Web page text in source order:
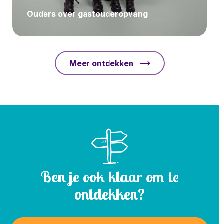
Ouders over gastouderopvang
Meer ontdekken
Ben je ook klaar om te
ontdekken?